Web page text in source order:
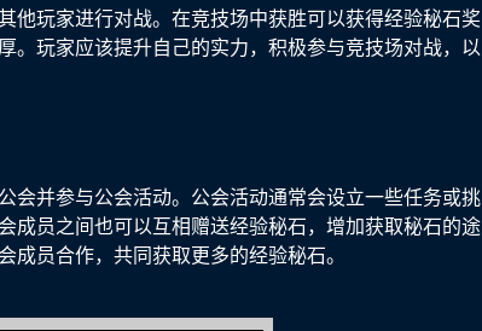
他玩家进行对战。在竞技场中获胜可以获得经验秘石奖
。玩家应该提升自己的实力，积极参与竞技场对战，以
会并参与公会活动。公会活动通常会设立一些任务或挑
成员之间也可以互相赠送经验秘石，增加获取秘石的途
员合作，共同获取更多的经验秘石。